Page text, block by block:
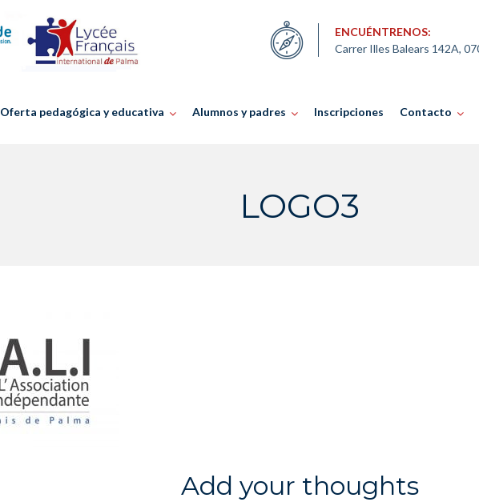
ENCUÉNTRENOS:
Carrer Illes Balears 142A,
Oferta pedagógica y educativa Alumnos y padres Inscripciones Contacto
LOGO3
Add your thoughts